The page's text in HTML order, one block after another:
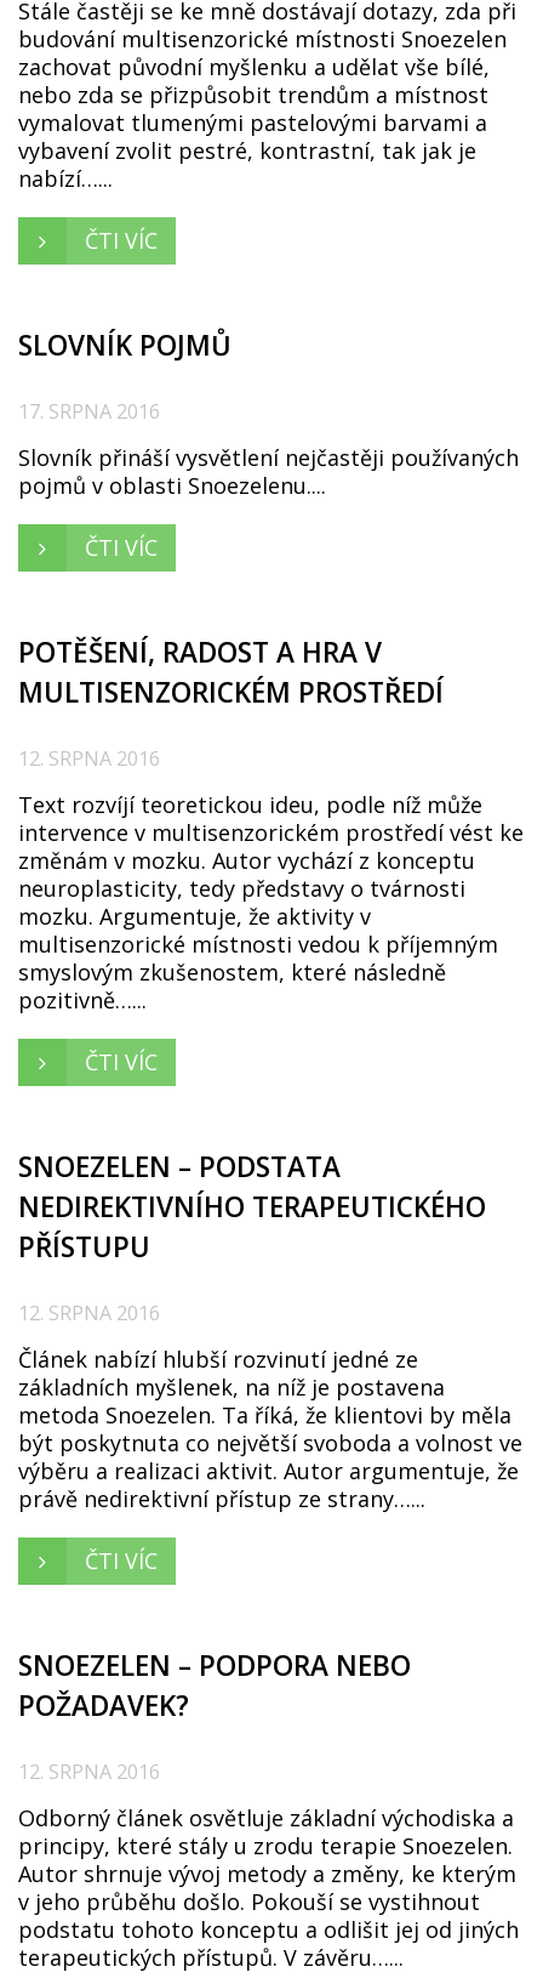
Stále častěji se ke mně dostávají dotazy, zda při
budování multisenzorické místnosti Snoezelen
zachovat původní myšlenku a udělat vše bílé,
nebo zda se přizpůsobit trendům a místnost
vymalovat tlumenými pastelovými barvami a
vybavení zvolit pestré, kontrastní, tak jak je
nabízí…...
ČTI VÍC
SLOVNÍK POJMŮ
17. SRPNA 2016
Slovník přináší vysvětlení nejčastěji používaných
pojmů v oblasti Snoezelenu....
ČTI VÍC
POTĚŠENÍ, RADOST A HRA V
MULTISENZORICKÉM PROSTŘEDÍ
12. SRPNA 2016
Text rozvíjí teoretickou ideu, podle níž může
intervence v multisenzorickém prostředí vést ke
změnám v mozku. Autor vychází z konceptu
neuroplasticity, tedy představy o tvárnosti
mozku. Argumentuje, že aktivity v
multisenzorické místnosti vedou k příjemným
smyslovým zkušenostem, které následně
pozitivně…...
ČTI VÍC
SNOEZELEN – PODSTATA
NEDIREKTIVNÍHO TERAPEUTICKÉHO
PŘÍSTUPU
12. SRPNA 2016
Článek nabízí hlubší rozvinutí jedné ze
základních myšlenek, na níž je postavena
metoda Snoezelen. Ta říká, že klientovi by měla
být poskytnuta co největší svoboda a volnost ve
výběru a realizaci aktivit. Autor argumentuje, že
právě nedirektivní přístup ze strany…...
ČTI VÍC
SNOEZELEN – PODPORA NEBO
POŽADAVEK?
12. SRPNA 2016
Odborný článek osvětluje základní východiska a
principy, které stály u zrodu terapie Snoezelen.
Autor shrnuje vývoj metody a změny, ke kterým
v jeho průběhu došlo. Pokouší se vystihnout
podstatu tohoto konceptu a odlišit jej od jiných
terapeutických přístupů. V závěru…...